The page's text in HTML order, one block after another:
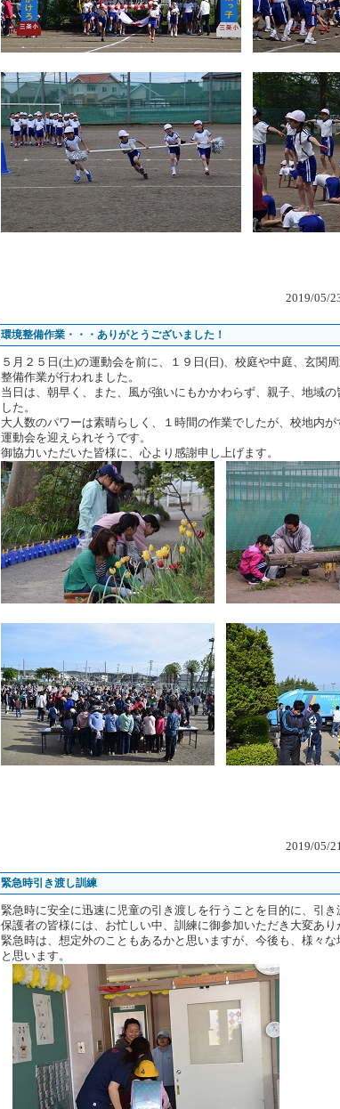
2019/05/
環境整備作業・・・ありがとうございました！
５月２５日(土)の運動会を前に、１９日(日)、校庭や中庭、玄関
整備作業が行われました。
当日は、朝早く、また、風が強いにもかかわらず、親子、地域
した。
大人数のパワーは素晴らしく、１時間の作業でしたが、校地内
運動会を迎えられそうです。
御協力いただいた皆様に、心より感謝申し上げます。
2019/05/
緊急時引き渡し訓練
緊急時に安全に迅速に児童の引き渡しを行うことを目的に、引き
保護者の皆様には、お忙しい中、訓練に御参加いただき大変あり
緊急時は、想定外のこともあるかと思いますが、今後も、様々
と思います。